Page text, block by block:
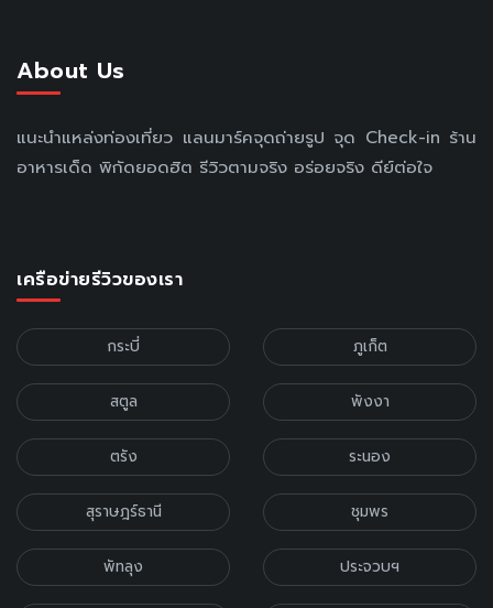
About Us
แนะนำแหล่งท่องเที่ยว แลนมาร์คจุดถ่ายรูป จุด Check-in ร้าน
อาหารเด็ด พิกัดยอดฮิต รีวิวตามจริง อร่อยจริง ดีย์ต่อใจ
เครือข่ายรีวิวของเรา
กระบี่ ภูเก็ต
สตูล พังงา
ตรัง ระนอง
สุราษฎร์ธานี ชุมพร
พัทลุง ประจวบฯ